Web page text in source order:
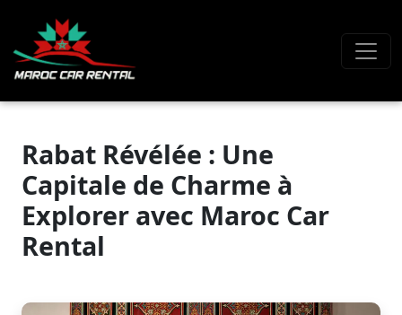
Rabat Révélée : Une
Capitale de Charme à
Explorer avec Maroc Car
Rental